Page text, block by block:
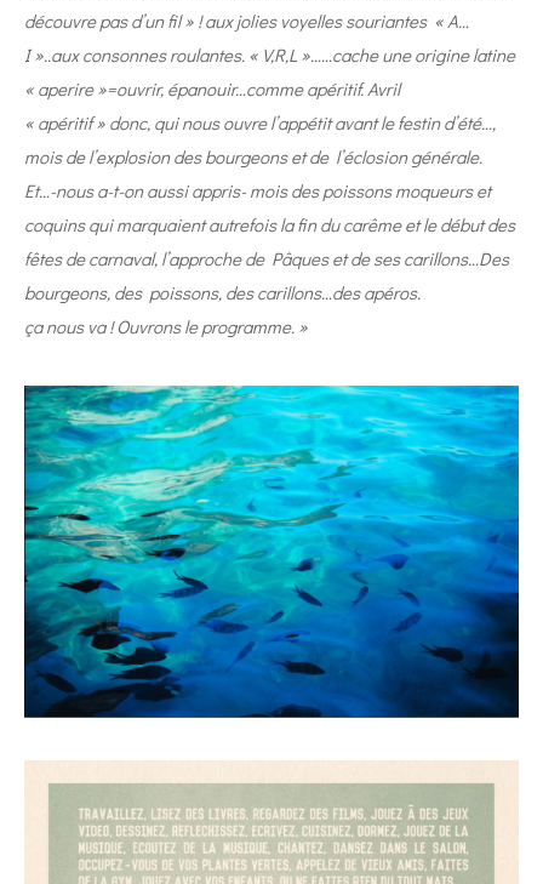
découvre pas d’un fil » ! aux jolies voyelles souriantes « A…
I »..aux consonnes roulantes. « V,R,L »……cache une origine latine
« aperire »=ouvrir, épanouir…comme apéritif. Avril
« apéritif » donc, qui nous ouvre l’appétit avant le festin d’été…,
mois de l’explosion des bourgeons et de l’éclosion générale.
Et…-nous a-t-on aussi appris- mois des poissons moqueurs et
coquins qui marquaient autrefois la fin du carême et le début des
fêtes de carnaval, l’approche de Pâques et de ses carillons…Des
bourgeons, des poissons, des carillons…des apéros.
ça nous va ! Ouvrons le programme. »